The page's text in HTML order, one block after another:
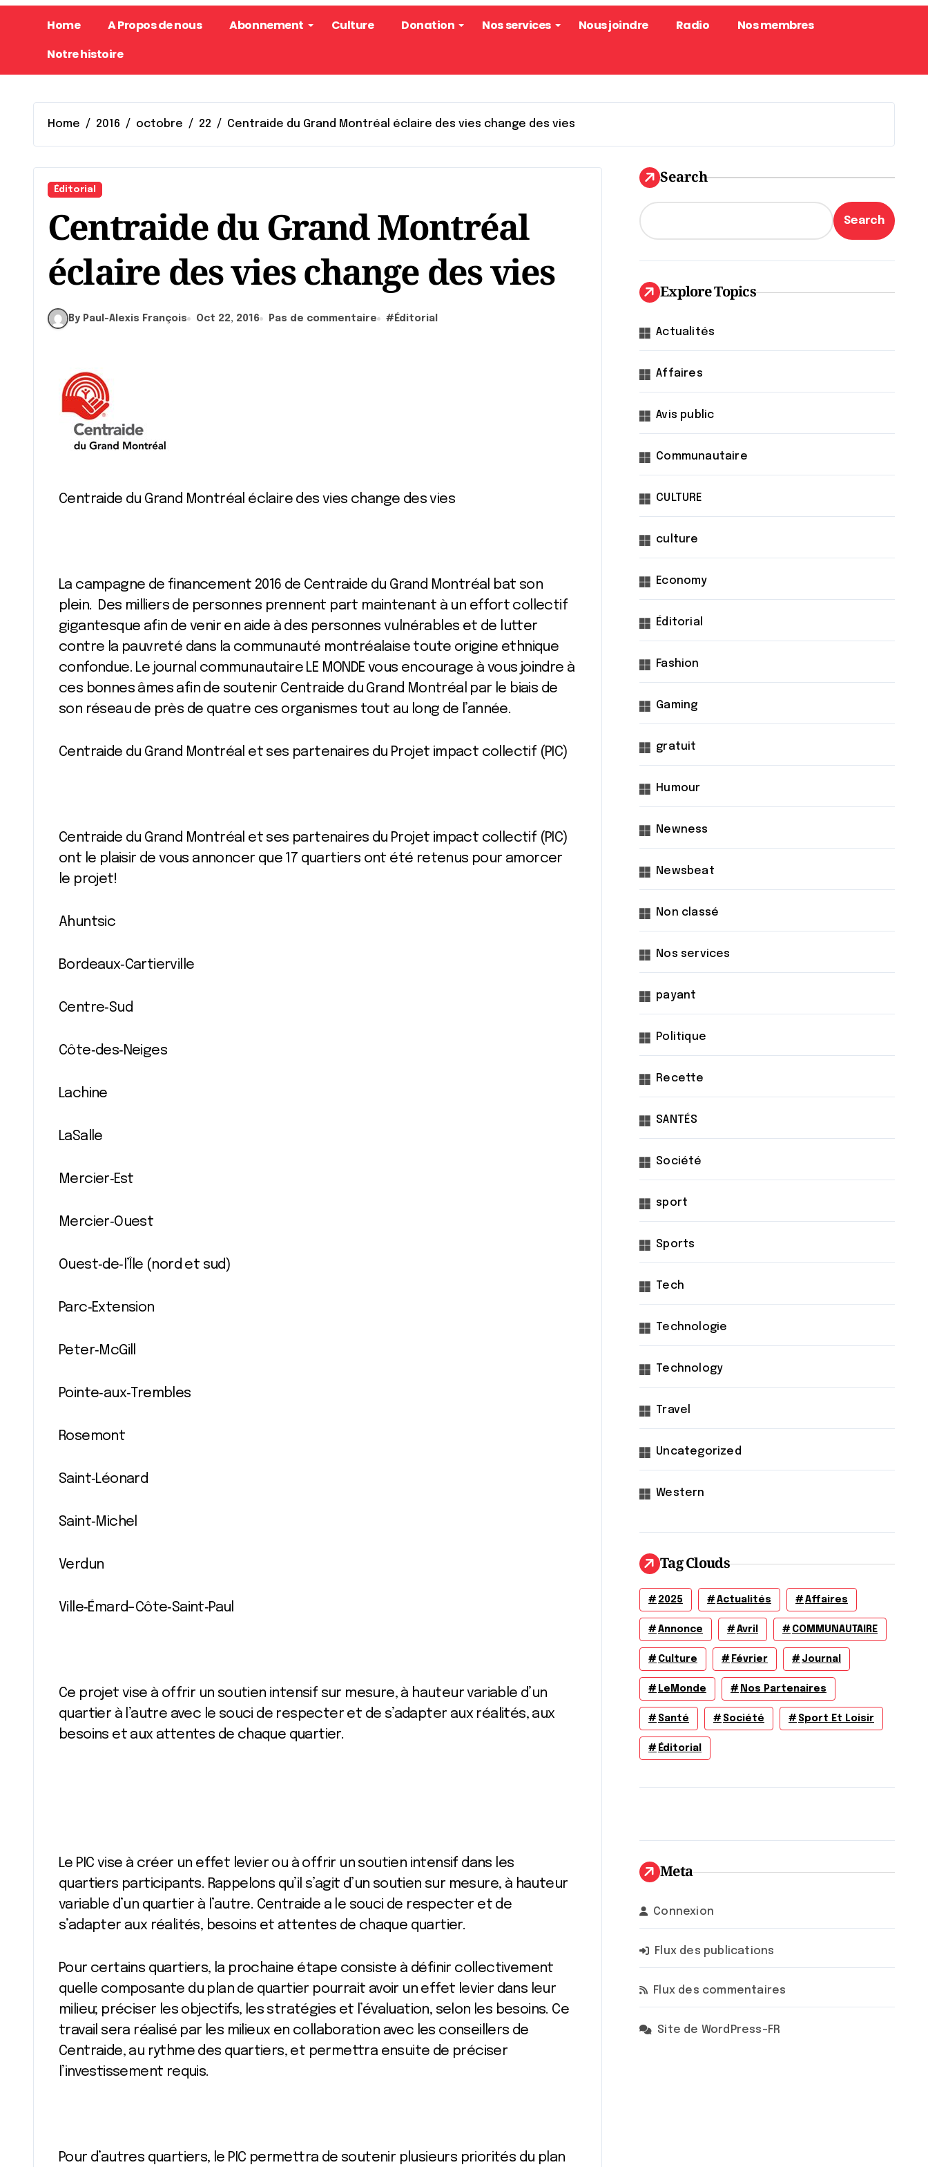
Home A Propos de nous Abonnement Culture Donation Nos services Nous joindre Radio
Nos membres
Notre histoire
Home 2016 octobre 22 Centraide du Grand Montréal éclaire des vies change des vies
Éditorial
Centraide du Grand Montréal
éclaire des vies change des vies
By Paul-Alexis François Oct 22, 2016 Pas de commentaire # Éditorial
Centraide du Grand Montréal éclaire des vies change des vies
La campagne de financement 2016 de Centraide du Grand Montréal bat son
plein. Des milliers de personnes prennent part maintenant à un effort collectif
gigantesque afin de venir en aide à des personnes vulnérables et de lutter
contre la pauvreté dans la communauté montréalaise toute origine ethnique
confondue. Le journal communautaire LE MONDE vous encourage à vous joindre à
ces bonnes âmes afin de soutenir Centraide du Grand Montréal par le biais de
son réseau de près de quatre ces organismes tout au long de l’année.
Centraide du Grand Montréal et ses partenaires du Projet impact collectif (PIC)
Centraide du Grand Montréal et ses partenaires du Projet impact collectif (PIC)
ont le plaisir de vous annoncer que 17 quartiers ont été retenus pour amorcer
le projet!
Ahuntsic
Bordeaux‐Cartierville
Centre‐Sud
Côte‐des‐Neiges
Lachine
LaSalle
Mercier‐Est
Mercier‐Ouest
Ouest‐de‐l’Île (nord et sud)
Parc‐Extension
Peter‐McGill
Pointe‐aux‐Trembles
Rosemont
Saint‐Léonard
Saint‐Michel
Verdun
Ville‐Émard–Côte‐Saint‐Paul
Ce projet vise à offrir un soutien intensif sur mesure, à hauteur variable d’un
quartier à l’autre avec le souci de respecter et de s’adapter aux réalités, aux
besoins et aux attentes de chaque quartier.
Le PIC vise à créer un effet levier ou à offrir un soutien intensif dans les
quartiers participants. Rappelons qu’il s’agit d’un soutien sur mesure, à hauteur
variable d’un quartier à l’autre. Centraide a le souci de respecter et de
s’adapter aux réalités, besoins et attentes de chaque quartier.
Pour certains quartiers, la prochaine étape consiste à définir collectivement
quelle composante du plan de quartier pourrait avoir un effet levier dans leur
milieu; préciser les objectifs, les stratégies et l’évaluation, selon les besoins. Ce
travail sera réalisé par les milieux en collaboration avec les conseillers de
Centraide, au rythme des quartiers, et permettra ensuite de préciser
l’investissement requis.
Pour d’autres quartiers, le PIC permettra de soutenir plusieurs priorités du plan
Search
Search
Explore Topics
Actualités
Affaires
Avis public
Communautaire
CULTURE
culture
Economy
Éditorial
Fashion
Gaming
gratuit
Humour
Newness
Newsbeat
Non classé
Nos services
payant
Politique
Recette
SANTÉS
Société
sport
Sports
Tech
Technologie
Technology
Travel
Uncategorized
Western
Tag Clouds
2025 Actualités Affaires
Annonce Avril COMMUNAUTAIRE
Culture Février Journal
LeMonde Nos Partenaires
Santé Société Sport Et Loisir
Éditorial
Meta
Connexion
Flux des publications
Flux des commentaires
Site de WordPress-FR